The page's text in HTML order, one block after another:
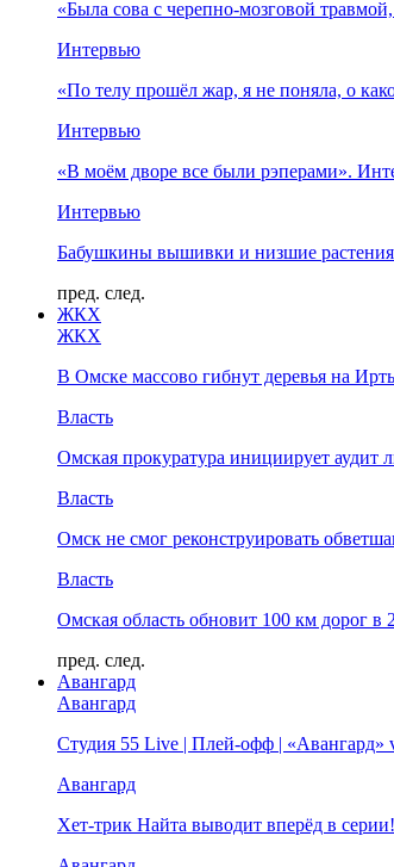
«Была сова с черепно-мозговой
Интервью
«По телу прошёл жар, я не поняла, о
Интервью
«В моём дворе все были рэперами».
Интервью
Бабушкины вышивки и низшие
пред. след.
ЖКХ
ЖКХ
В Омске массово гибнут деревья на
Власть
Омская прокуратура инициирует аудит
Власть
Омск не смог реконструировать
Власть
Омская область обновит 100 км дорог в
пред. след.
Авангард
Авангард
Студия 55 Live | Плей-офф |
Авангард
Хет-трик Найта выводит вперёд в